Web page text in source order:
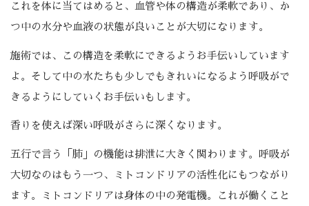
これを体に当てはめると、血管や体の構造が柔軟であり、か
つ中の水分や血液の状態が良いことが大切になります。
施術では、この構造を柔軟にできるようお手伝いしています
よ。そして中の水たちも少しでもきれいになるよう呼吸がで
きるようにしていくお手伝いもします。
香りを使えば深い呼吸がさらに深くなります。
五行で言う「肺」の機能は排泄に大きく関わります。呼吸が
大切なのはもう一つ、ミトコンドリアの活性化にもつながり
ます。ミトコンドリアは身体の中の発電機。これが働くこと